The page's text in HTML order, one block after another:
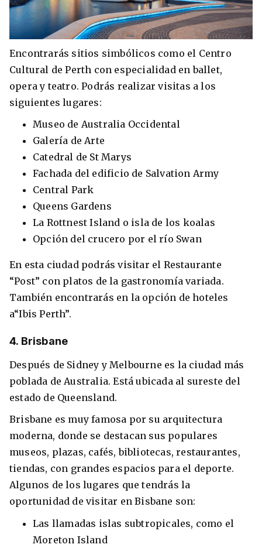
Encontrarás sitios simbólicos como el Centro
Cultural de Perth con especialidad en ballet,
opera y teatro. Podrás realizar visitas a los
siguientes lugares:
Museo de Australia Occidental
Galería de Arte
Catedral de St Marys
Fachada del edificio de Salvation Army
Central Park
Queens Gardens
La Rottnest Island o isla de los koalas
Opción del crucero por el río Swan
En esta ciudad podrás visitar el Restaurante
“Post” con platos de la gastronomía variada.
También encontrarás en la opción de hoteles
a“Ibis Perth”.
4. Brisbane
Después de Sidney y Melbourne es la ciudad más
poblada de Australia. Está ubicada al sureste del
estado de Queensland.
Brisbane es muy famosa por su arquitectura
moderna, donde se destacan sus populares
museos, plazas, cafés, bibliotecas, restaurantes,
tiendas, con grandes espacios para el deporte.
Algunos de los lugares que tendrás la
oportunidad de visitar en Bisbane son:
Las llamadas islas subtropicales, como el
Moreton Island